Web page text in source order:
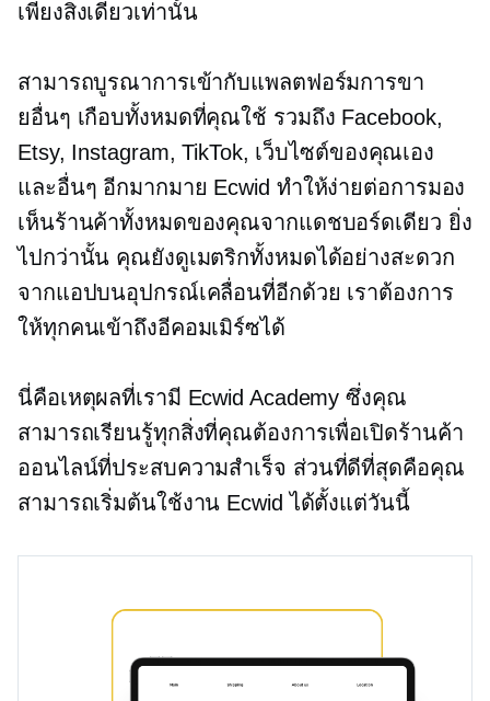
เพียงสิ่งเดียวเท่านั้น
สามารถบูรณาการเข้ากับแพลตฟอร์มการขา
ยอื่นๆ เกือบทั้งหมดที่คุณใช้ รวมถึง Facebook,
Etsy, Instagram, TikTok, เว็บไซต์ของคุณเอง
และอื่นๆ อีกมากมาย Ecwid ทำให้ง่ายต่อการมอง
เห็นร้านค้าทั้งหมดของคุณจากแดชบอร์ดเดียว ยิ่ง
ไปกว่านั้น คุณยังดูเมตริกทั้งหมดได้อย่างสะดวก
จากแอปบนอุปกรณ์เคลื่อนที่อีกด้วย เราต้องการ
ให้ทุกคนเข้าถึงอีคอมเมิร์ซได้
นี่คือเหตุผลที่เรามี Ecwid Academy ซึ่งคุณ
สามารถเรียนรู้ทุกสิ่งที่คุณต้องการเพื่อเปิดร้านค้า
ออนไลน์ที่ประสบความสำเร็จ ส่วนที่ดีที่สุดคือคุณ
สามารถเริ่มต้นใช้งาน Ecwid ได้ตั้งแต่วันนี้